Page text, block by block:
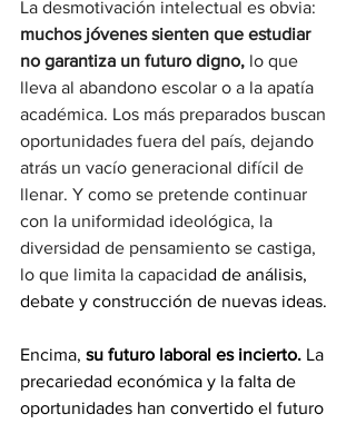
La desmotivación intelectual es obvia:
muchos jóvenes sienten que estudiar
no garantiza un futuro digno, lo que
lleva al abandono escolar o a la apatía
académica. Los más preparados buscan
oportunidades fuera del país, dejando
atrás un vacío generacional difícil de
llenar. Y como se pretende continuar
con la uniformidad ideológica, la
diversidad de pensamiento se castiga,
lo que limita la capacidad de análisis,
debate y construcción de nuevas ideas.
Encima, su futuro laboral es incierto. La
precariedad económica y la falta de
oportunidades han convertido el futuro